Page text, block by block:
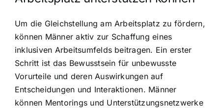
Um die Gleichstellung am Arbeitsplatz zu fördern,
können Männer aktiv zur Schaffung eines
inklusiven Arbeitsumfelds beitragen. Ein erster
Schritt ist das Bewusstsein für unbewusste
Vorurteile und deren Auswirkungen auf
Entscheidungen und Interaktionen. Männer
können Mentorings und Unterstützungsnetzwerke